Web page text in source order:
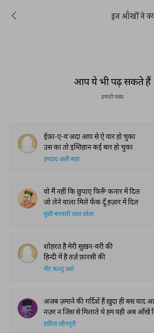
इन आँखों ने
आप ये भी पढ़ सकते हैं
हमारी पसंद
ईफ़ा-ए-व'अदा आप से ऐ यार हो चुका
उस का तो इम्तिहान कई बार हो चुका
इमदाद अली बहर
वो मैं नहीं कि छुपाए फिरूँ कनार में दिल
जो लेने वाला मिले फेंक दूँ हज़ार में दिल
मुंशी बनवारी लाल शोला
शोहरत है मेरी सुख़न-वरी की
हिन्दी में है तर्ज़ फ़ारसी की
मीर कल्लू अर्श
अजब ज़माने की गर्दिशें हैं ख़ुदा ही बस याद आ
नज़र न जिस से मिलाते थे हम वही अब आँखें
हफ़ीज़ जौनपुरी